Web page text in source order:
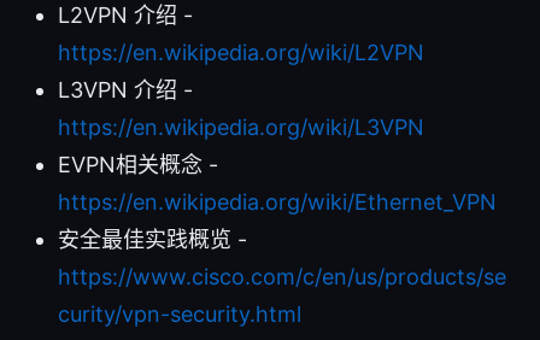
L2VPN 介绍 -
https://en.wikipedia.org/wiki/L2VPN
L3VPN 介绍 -
https://en.wikipedia.org/wiki/L3VPN
EVPN相关概念 -
https://en.wikipedia.org/wiki/Ethernet_VPN
安全最佳实践概览 -
https://www.cisco.com/c/en/us/products/se
curity/vpn-security.html